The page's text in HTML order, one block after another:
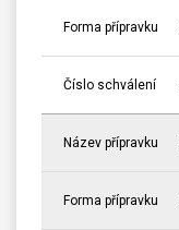
Forma přípravku
Číslo schválení
Název přípravku
Forma přípravku